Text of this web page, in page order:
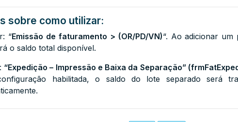
sobre como utilizar:
“Emissão de faturamento > (OR/PD/VN)“. Ao adicionar um
o saldo total disponível.
“Expedição – Impressão e Baixa da Separação”
habilitada, o saldo do lote separado será